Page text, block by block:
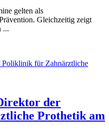
gelten als
Gleichzeitig zeigt
...
der
Prothetik am